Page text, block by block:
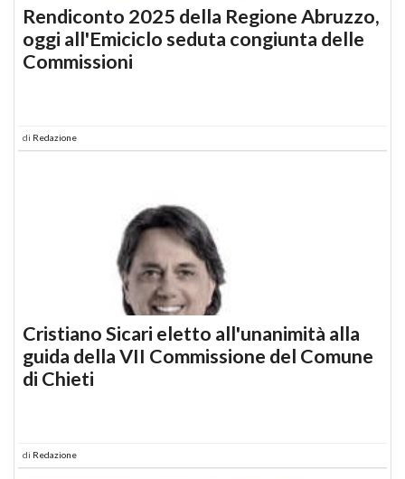
Rendiconto 2025 della Regione Abruzzo,
oggi all'Emiciclo seduta congiunta delle
Commissioni
di Redazione
Cristiano Sicari eletto all'unanimità alla
guida della VII Commissione del Comune
di Chieti
di Redazione